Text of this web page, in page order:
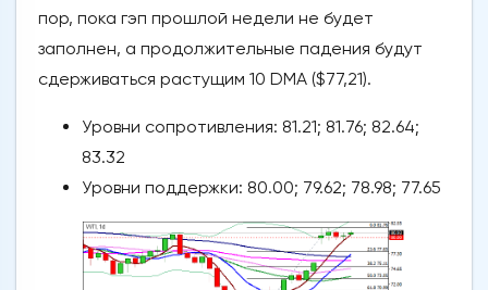
пор, пока гэп прошлой недели не будет
заполнен, а продолжительные падения будут
сдерживаться растущим 10 DMA ($77,21).
Уровни сопротивления: 81.21; 81.76; 82.64;
83.32
Уровни поддержки: 80.00; 79.62; 78.98; 77.65